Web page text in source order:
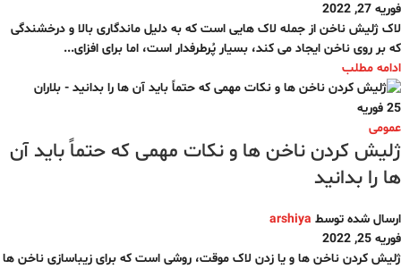
فوریه 27, 2022
لاک ژلیش ناخن از جمله لاک هایی است که به دلیل ماندگاری بالا و درخشندگی
که بر روی ناخن ایجاد می کند، بسیار پُرطرفدار است، اما برای افزای...
ادامه مطلب
25 فوریه
عمومی
ژلیش کردن ناخن ها و نکات مهمی که حتماً باید آن
ها را بدانید
ارسال شده توسط arshiya
فوریه 25, 2022
ژلیش کردن ناخن ها و یا زدن لاک موقت، روشی است که برای زیباسازی ناخن ها